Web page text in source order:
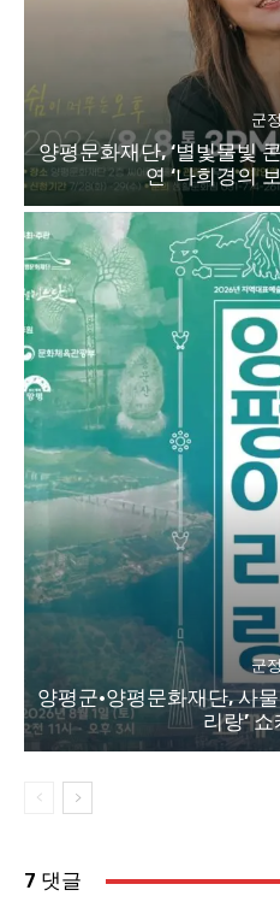
군
양평문화재단, ‘별빛물빛
연 ‘나희경의
군
양평군·양평문화재단, 사
리랑’
7 댓글